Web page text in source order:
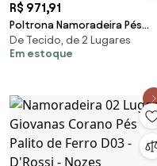
R$ 971,91
Poltrona Namoradeira Pés
Palito Charger Suede Marrom
G19 - Gran Belo
De Tecido, de 2 Lugares
Em estoque